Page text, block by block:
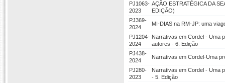
PJ1063-
2023
AÇÃO ESTRATÉGICA DA
EDIÇÃO)
PJ369-
2024
MI-DIAS na RM-JP: uma
PJ1204-
2024
Narrativas em Cordel - Uma
autores - 6. Edição
PJ438-
2024
Narrativas em Cordel-Uma
PJ280-
2023
Narrativas em Cordel - Uma
- 5. Edição